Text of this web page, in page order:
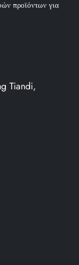
προϊόντων για
Tiandi,